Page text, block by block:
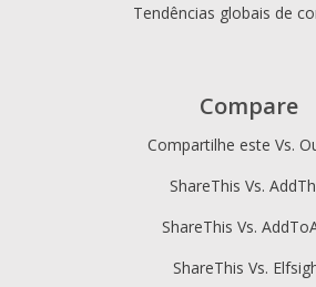
Tendências globais de
Compare
Compartilhe este Vs.
ShareThis Vs.
ShareThis Vs.
ShareThis Vs.